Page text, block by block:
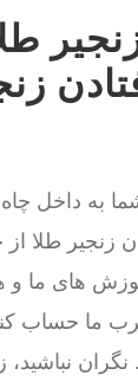
به داخل چاه
طلا از
های ما و
ما حساب
نباشید،